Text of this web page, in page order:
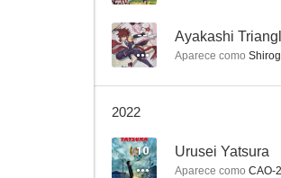
-- Ayakashi
Aparece como
2022
10 Urusei Yatsura
Aparece como CAO-